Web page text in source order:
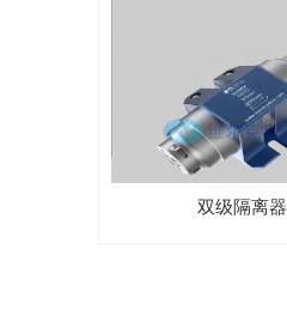
双级隔离器